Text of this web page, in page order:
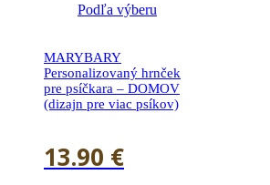
Podľa výberu
MARYBARY
Personalizovaný hrnček
pre psíčkara – DOMOV
(dizajn pre viac psíkov)
13.90 €